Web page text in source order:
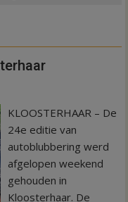
KLOOSTERHAAR – De
24e editie van
autoblubbering werd
afgelopen weekend
gehouden in
Kloosterhaar. De